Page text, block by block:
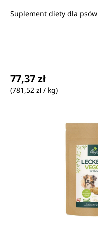
Suplement diety dla psów
77,37 zł
(781,52 zł / kg)